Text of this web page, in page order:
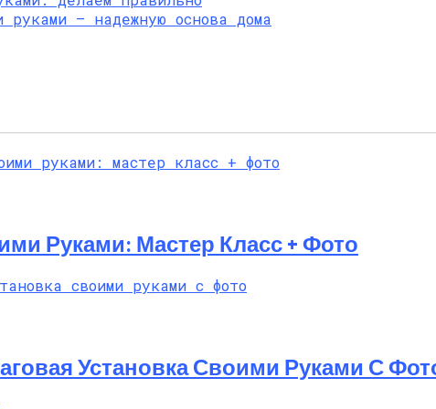
руками – надежную основа дома
Руками: Мастер Класс + Фото
Установка Своими Руками С